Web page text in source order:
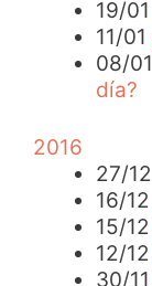
19/01
11/01
08/01
día?
2016
27/12
16/12
15/12
12/12
30/11